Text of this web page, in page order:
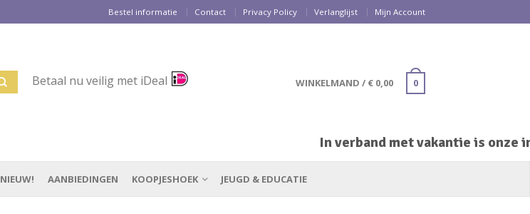
Bestel informatie Contact Privacy Policy Verlanglijst Mijn Account
Betaal nu veilig met iDeal WINKELMAND / € 0,00 0
In verband met vakantie is onze
NIEUW! AANBIEDINGEN KOOPJESHOEK JEUGD & EDUCATIE